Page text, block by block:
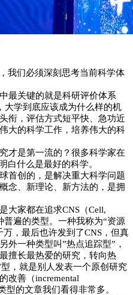
我们必须深刻思考当前科学体
最关键的就是科研评价体系
大学到底应该成为什么样的机
衔，评估方式短平快、急功近
大的科学工作，培养伟大的科
才是第一流的？很多科学家在
白什么是最好的科学。
首创的，是解决重大科学问题
念、新理论、新方法的，是拥
大家都在追求CNS（Cell,
普遍的类型。一种我称为“资源
，最后也许发到了CNS，但真
外一种类型叫”热点追踪型”，
擅长最热爱的研究，转向热
，就是别人发表一个原创研究
改善（incremental
型的文章我们看得非常多。